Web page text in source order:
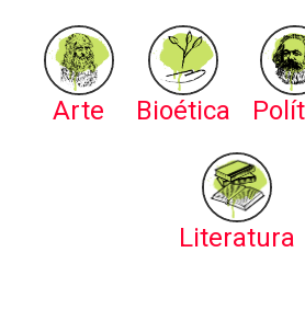
Arte Bioética
Literatura